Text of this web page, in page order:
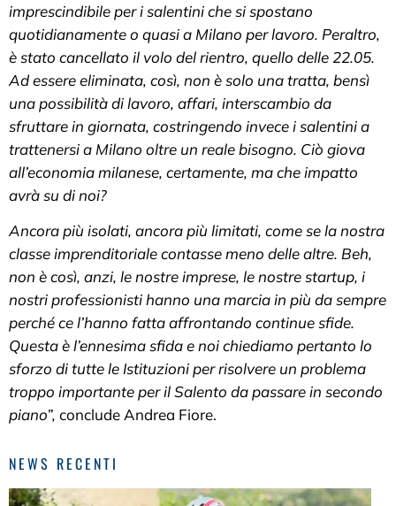
imprescindibile per i salentini che si spostano
quotidianamente o quasi a Milano per lavoro. Peraltro,
è stato cancellato il volo del rientro, quello delle 22.05.
Ad essere eliminata, così, non è solo una tratta, bensì
una possibilità di lavoro, affari, interscambio da
sfruttare in giornata, costringendo invece i salentini a
trattenersi a Milano oltre un reale bisogno. Ciò giova
all’economia milanese, certamente, ma che impatto
avrà su di noi?
Ancora più isolati, ancora più limitati, come se la nostra
classe imprenditoriale contasse meno delle altre. Beh,
non è così, anzi, le nostre imprese, le nostre startup, i
nostri professionisti hanno una marcia in più da sempre
perché ce l’hanno fatta affrontando continue sfide.
Questa è l’ennesima sfida e noi chiediamo pertanto lo
sforzo di tutte le Istituzioni per risolvere un problema
troppo importante per il Salento da passare in secondo
piano”, conclude Andrea Fiore.
NEWS RECENTI